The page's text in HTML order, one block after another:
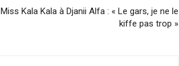
Miss Kala Kala à Djanii Alfa : « Le gars, je ne le
kiffe pas trop »